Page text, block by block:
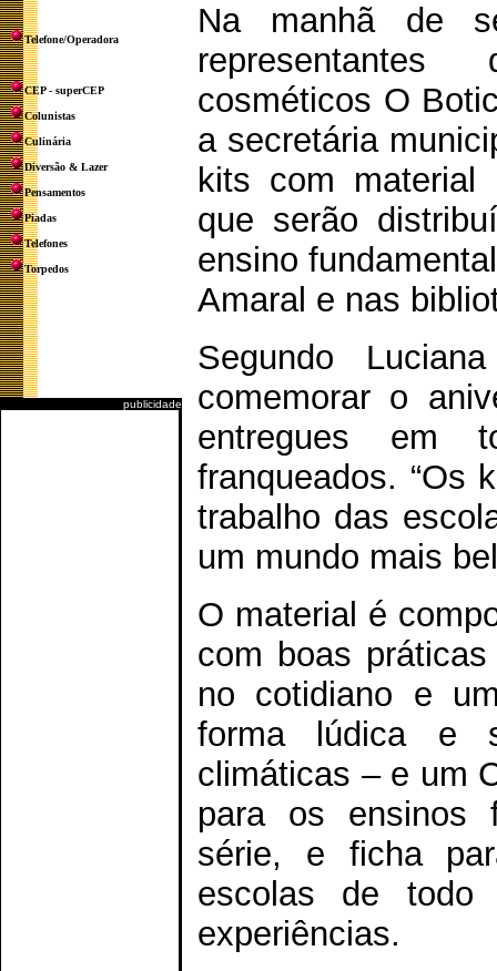
Telefone/Operadora
CEP - superCEP
Colunistas
Culinária
Diversão & Lazer
Pensamentos
Piadas
Telefones
Torpedos
publicidade
Na manhã de
cosméticos O
a secretária
kits com material
que serão
ensino
Amaral e nas
Segundo
comemorar o
entregues em
franqueados. “Os
trabalho das
um mundo mais
O material é
com boas
no cotidiano e
forma lúdica e
climáticas – e um
para os ensinos
série, e ficha
escolas de todo
experiências.